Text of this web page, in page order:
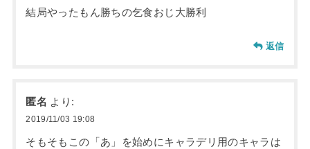
結局やったもん勝ちの乞食おじ大勝利
返信
匿名 より:
2019/11/03 19:08
そもそもこの「あ」を始めにキャラデリ用のキャラは